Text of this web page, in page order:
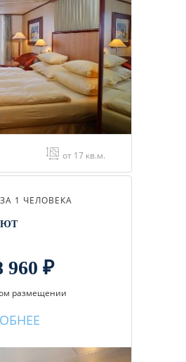
от 17 кв.м.
1 ЧЕЛОВЕКА
960 ₽
размещении